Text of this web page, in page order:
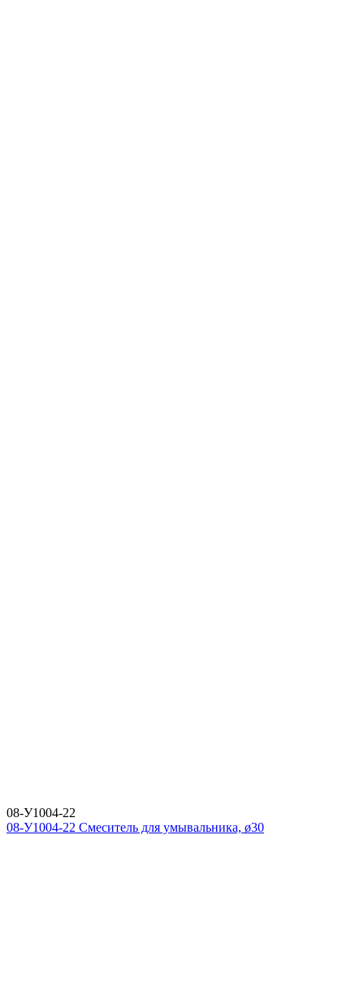
08-У1004-22
08-У1004-22 Смеситель для умывальника, ø30